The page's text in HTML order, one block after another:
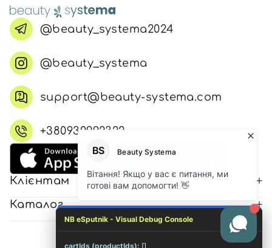
@beauty_systema2024
@beauty_systema
support@beauty-systema.com
+380930992322
Клієнтам
Каталог
NB eSputnik - Visual Debug Console
cartIds (productIds): []